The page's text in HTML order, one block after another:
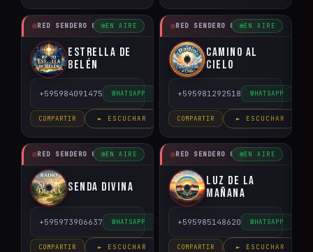
RED SENDERO CRISTIANO
EN AIRE
Estrella de
Belén
+595984091475 WHATSAPP
COMPARTIR ► ESCUCHAR
RED SENDERO CRISTIANO
EN AIRE
Camino al
Cielo
+595981292518 WHATSAPP
COMPARTIR ► ESCUCHAR
RED SENDERO CRISTIANO
EN AIRE
Senda Divina
+595973906637 WHATSAPP
COMPARTIR ► ESCUCHAR
RED SENDERO CRISTIANO
EN AIRE
Luz de la
Mañana
+595985148620 WHATSAPP
COMPARTIR ► ESCUCHAR